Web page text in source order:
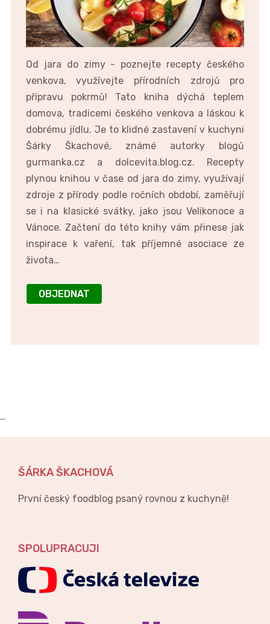
Od jara do zimy - poznejte recepty českého
venkova, využívejte přírodních zdrojů pro
přípravu pokrmů! Tato kniha dýchá teplem
domova, tradicemi českého venkova a láskou k
dobrému jídlu. Je to klidné zastavení v kuchyni
Šárky Škachové, známé autorky blogů
gurmanka.cz a dolcevita.blog.cz. Recepty
plynou knihou v čase od jara do zimy, využívají
zdroje z přírody podle ročních období, zaměřují
se i na klasické svátky, jako jsou Velikonoce a
Vánoce. Začtení do této knihy vám přinese jak
inspirace k vaření, tak příjemné asociace ze
života…
OBJEDNAT
…
ŠÁRKA ŠKACHOVÁ
První český foodblog psaný rovnou z kuchyně!
SPOLUPRACUJI